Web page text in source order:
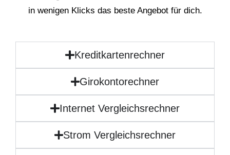
in wenigen Klicks das beste Angebot für dich.
Kreditkartenrechner
Girokontorechner
Internet Vergleichsrechner
Strom Vergleichsrechner